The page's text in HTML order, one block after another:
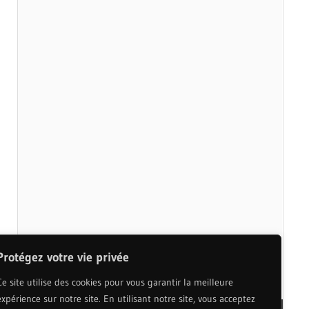
votre vie privée
site utilise des cookies pour vous garantir la meilleure
sur notre site. En utilisant notre site, vous acceptez